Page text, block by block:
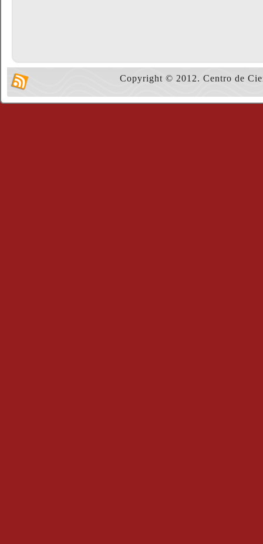
Copyright © 2012. Centro de